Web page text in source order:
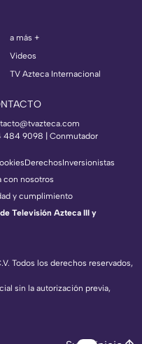
a más +
Videos
TV Azteca Internacional
484 9098 | Conmutador
Todos los derechos reservados,
sin la autorización previa,
DerechosInversionistas
con nosotros
y cumplimiento
Televisión Azteca III y